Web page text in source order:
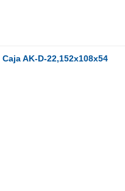
AK-D-22,152x108x54